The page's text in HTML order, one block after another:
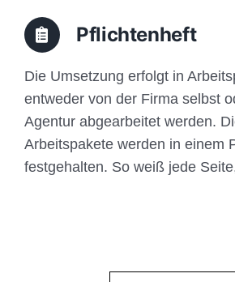
Pflichtenheft
Die Umsetzung erfolgt in
entweder von der Firma selbst
Agentur abgearbeitet werden.
Arbeitspakete werden in einem
festgehalten. So weiß jede